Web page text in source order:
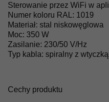
Sterowanie przez WiFi w
Numer koloru RAL: 1019
Materiał: stal niskowęglowa
Moc: 350 W
Zasilanie: 230/50 V/Hz
Typ kabla: spiralny z wtyczką
Cechy produktu